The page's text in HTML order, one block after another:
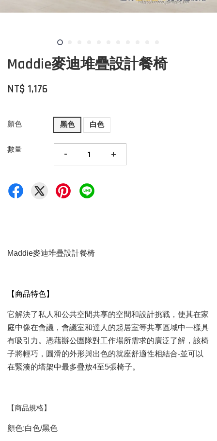
Maddie麥迪堆疊設計餐椅
NT$ 1,176
顏色 黑色 白色
數量 - +
Maddie麥迪堆疊設計餐椅
【商品特色】
它解決了私人和公共空間共享的空間和設計挑戰，使其在家
庭中像在會議，會議室和達人的起居室等共享區域中一樣具
有吸引力。憑藉辦公團隊對工作場所需求的廣泛了解，該椅
子將輕巧，圓滑的外形與出色的就座舒適性相結合-並可以
在緊湊的塔架中最多疊放4至5張椅子。
【商品規格】
顏色:白色/黑色